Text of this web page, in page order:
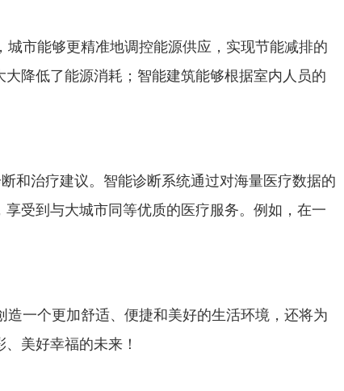
市能够更精准地调控能源供应，实现节能减排的
降低了能源消耗；智能建筑能够根据室内人员的
治疗建议。智能诊断系统通过对海量医疗数据的
受到与大城市同等优质的医疗服务。例如，在一
一个更加舒适、便捷和美好的生活环境，还将为
美好幸福的未来！